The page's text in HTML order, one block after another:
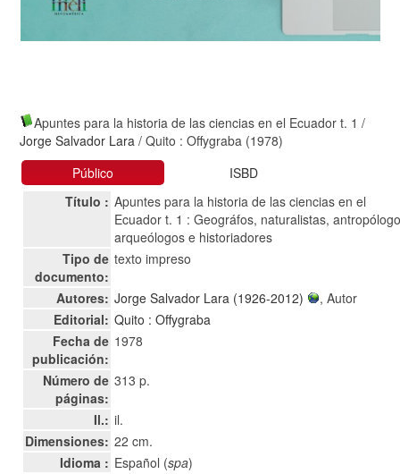
Apuntes para la historia de las ciencias en el Ecuador t. 1 /
Jorge Salvador Lara / Quito : Offygraba (1978)
Público
ISBD
Título : Apuntes para la historia de las ciencias en el
Ecuador t. 1 : Geográfos, naturalistas,
arqueólogos e historiadores
Tipo de
documento:
texto impreso
Autores: Jorge Salvador Lara (1926-2012)
, Autor
Editorial: Quito : Offygraba
Fecha de
publicación:
1978
Número de
páginas:
313 p.
Il.: il.
Dimensiones: 22 cm.
Idioma : Español (spa)